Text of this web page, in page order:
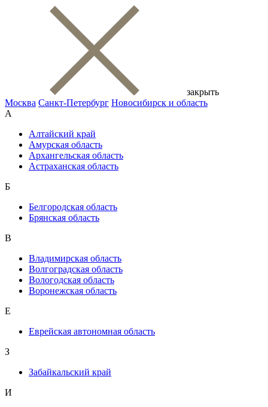
закрыть
Москва Санкт-Петербург Новосибирск и область
А
Алтайский край
Амурская область
Архангельская область
Астраханская область
Б
Белгородская область
Брянская область
В
Владимирская область
Волгоградская область
Вологодская область
Воронежская область
Е
Еврейская автономная область
З
Забайкальский край
И